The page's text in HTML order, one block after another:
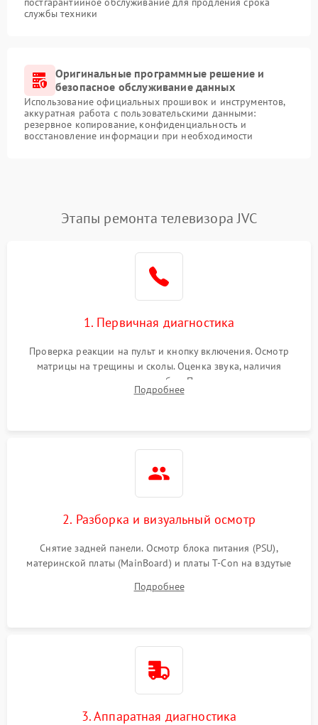
службы техники
Оригинальные программные решение и
безопасное обслуживание данных
Использование официальных прошивок и инструментов,
аккуратная работа с пользовательскими данными:
резервное копирование, конфиденциальность и
восстановление информации при необходимости
Этапы ремонта телевизора JVC
1. Первичная диагностика
Проверка реакции на пульт и кнопку включения. Осмотр
матрицы на трещины и сколы. Оценка звука, наличия
подсветки и индикаторов ошибок. Подключение тестовых
источников сигнала для выявления симптомов поломки.
Подробнее
2. Разборка и визуальный осмотр
Снятие задней панели. Осмотр блока питания (PSU),
материнской платы (MainBoard) и платы T-Con на вздутые
Проверка надежности фиксации и целостности шлейфов.
Подробнее
3. Аппаратная диагностика